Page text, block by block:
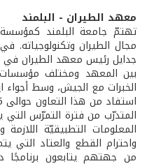
معهد الطيران - البلمند
تهتمّ جامعة البلمند
مجال الطيران وتكنولوجياته.
جدايل رئيس معهد الطيران في
بين المعهد ومختلف مؤسسات
الخبرات مع الجيش، وسط أجواء
المتدرّب من فترة التمرّس التي
المعلومات التطبيقيّة
واحترام القطع والعتاد التي
من جهتهم يتابعون برنامجًا